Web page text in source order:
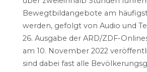
Bewegtbildangebote am
werden, gefolgt von Audio und
26. Ausgabe der ARD/ZDF-
am 10. November 2022
sind dabei fast alle